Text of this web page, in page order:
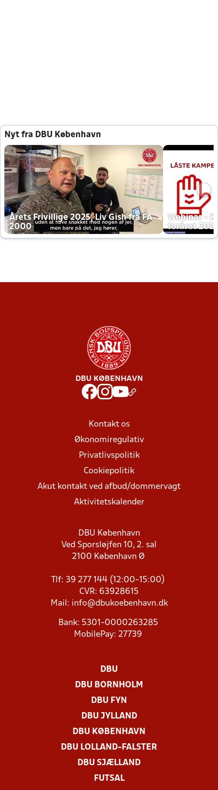
Nyt fra DBU København
Årets Frivillige 2025, Liv Gish fra FA
2000
Webinar -
foråret
DBU KØBENHAVN
Kontakt os
Økonomiregulativ
Privatlivspolitik
Cookiepolitik
Akut kontakt ved afbud/dommervagt
Aktivitetskalender
DBU København
Ved Sporsløjfen 10, 2. sal
2100 København Ø
Tlf: 39 277 144 (12:00-15:00)
CVR: 63928615
Mail: info@dbukoebenhavn.dk
Bank: 5301-0000263285
MobilePay: 27739
DBU
DBU BORNHOLM
DBU FYN
DBU JYLLAND
DBU KØBENHAVN
DBU LOLLAND-FALSTER
DBU SJÆLLAND
FUTSAL